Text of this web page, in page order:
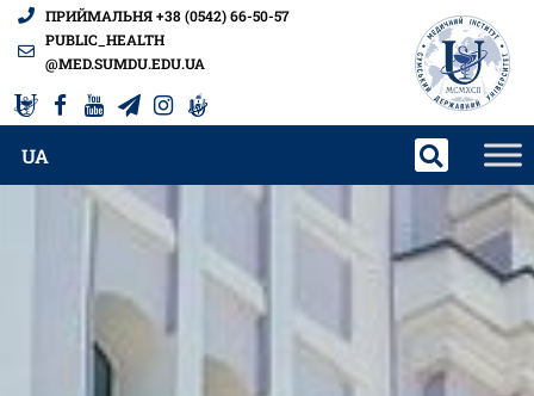
ПРИЙМАЛЬНЯ +38 (0542) 66-50-57
PUBLIC_HEALTH
@MED.SUMDU.EDU.UA
UA